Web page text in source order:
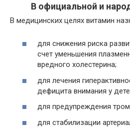
В официальной и
В медицинских целях витамин
для снижения риска
счет уменьшения
вредного холестерина;
для лечения
дефицита внимания у
для предупреждения
для стабилизации